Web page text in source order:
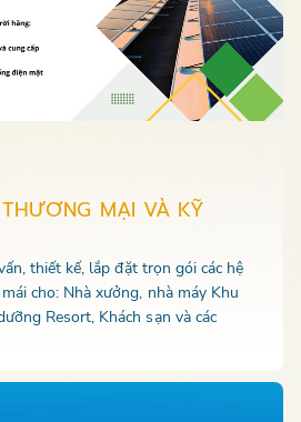
MẠI VÀ KỸ
thiết kế, lắp đặt trọn gói các hệ
cho: Nhà xưởng, nhà máy Khu
Resort, Khách sạn và các